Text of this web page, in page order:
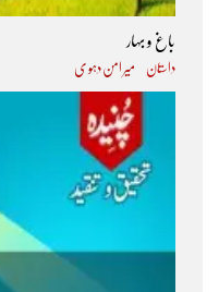
باغ و بہار
داستان میر امن دہو ی